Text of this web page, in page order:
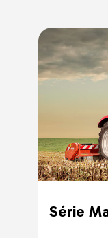
Série